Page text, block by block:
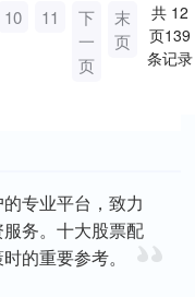
10 11
下
一
页
末
页
共 12
页139
条记录
专业平台，致力
务。十大股票配
的重要参考。